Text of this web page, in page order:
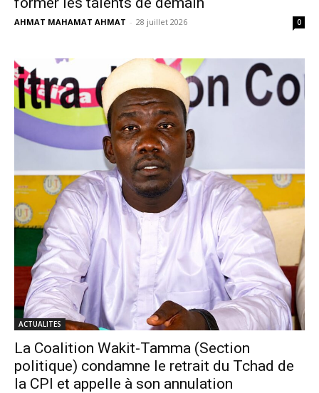
AHMAT MAHAMAT AHMAT - 28 juillet 2026 0
ACTUALITES
La Coalition Wakit-Tamma (Section
politique) condamne le retrait du Tchad de
la CPI et appelle à son annulation